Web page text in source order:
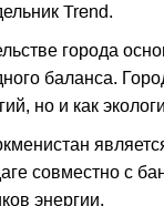
Trend.
города
баланса.
но и как
совместно с
энергии.